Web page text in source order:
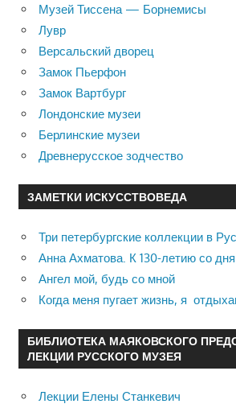
Музей Тиссена — Борнемисы
Лувр
Версальский дворец
Замок Пьерфон
Замок Вартбург
Лондонские музеи
Берлинские музеи
Древнерусское зодчество
ЗАМЕТКИ ИСКУССТВОВЕДА
Три петербургские коллекции в
Анна Ахматова. К 130-летию со
Ангел мой, будь со мной
Когда меня пугает жизнь, я
БИБЛИОТЕКА МАЯКОВСКОГО
ЛЕКЦИИ РУССКОГО МУЗЕЯ
Лекции Елены Станкевич